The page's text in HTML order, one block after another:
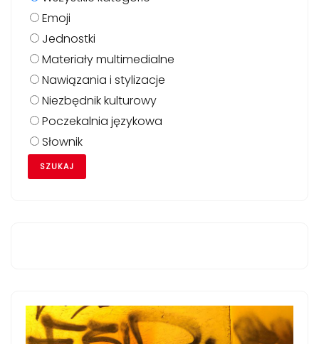
Emoji
Jednostki
Materiały multimedialne
Nawiązania i stylizacje
Niezbędnik kulturowy
Poczekalnia językowa
Słownik